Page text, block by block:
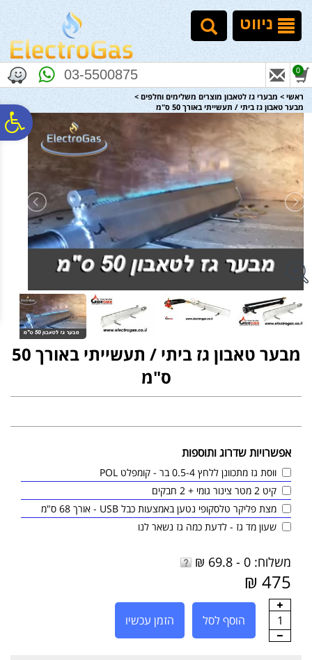
נגישות
אתר
המרכזי
ניווט
03-5500875 0
ראשי > מבערי גז לטאבון מוצרים משלימים וחלפים >
מבער טאבון גז ביתי / תעשייתי באורך 50 ס"מ
מבער טאבון גז ביתי / תעשייתי באורך 50
ס"מ
אפשרויות שדרוג ותוספות
ווסת גז מתכוונן ללחץ 0.5-4 בר - קומפלט POL
קיט 2 מטר צינור גומי + 2 חבקים
מצת פליקר טלסקופי נטען באמצעות כבל USB - אורך 68 ס"מ
שעון מד גז - לדעת כמה גז נשאר לנו
משלוח: 0 - 69.8 ₪
475 ₪
1 הוסף לסל הזמן עכשיו